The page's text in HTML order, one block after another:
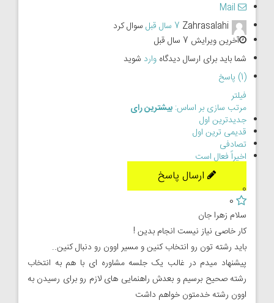
Zahrasalahi 7 سال قبل
سوال کرد
آخرین ویرایش 7 سال قبل
شما باید برای ارسال دیدگاه وارد شوید
(1) پاسخ
فیلتر
مرتب سازی بر اساس: بیشترین رای
جدیدترین اول
قدیمی ترین اول
تصادفی
اخیراً فعال است
ارسال پاسخ
0
0
سلام زهرا جان
کار خاصی نیاز نیست انجام بدین !
باید رشته تون رو انتخاب کنین و مسیر اوون رو دنبال کنین..
پیشنهاد میدم در غالب یک جلسه مشاوره ای با هم به انتخاب
رشته صحیح برسیم و بعدش راهنمایی های لازم رو برای رسیدن به
اوون رشته خدمتون خواهم داشت